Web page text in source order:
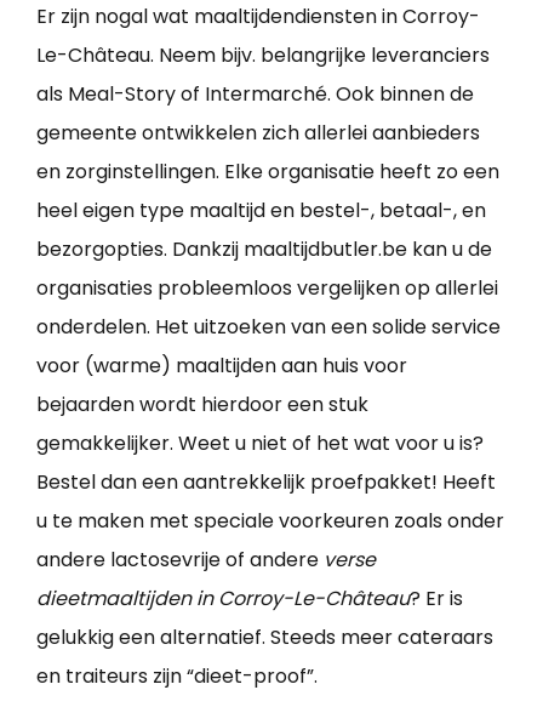
Er zijn nogal wat maaltijdendiensten in Corroy-
Le-Château. Neem bijv. belangrijke leveranciers
als Meal-Story of Intermarché. Ook binnen de
gemeente ontwikkelen zich allerlei aanbieders
en zorginstellingen. Elke organisatie heeft zo een
heel eigen type maaltijd en bestel-, betaal-, en
bezorgopties. Dankzij maaltijdbutler.be kan u de
organisaties probleemloos vergelijken op allerlei
onderdelen. Het uitzoeken van een solide service
voor (warme) maaltijden aan huis voor
bejaarden wordt hierdoor een stuk
gemakkelijker. Weet u niet of het wat voor u is?
Bestel dan een aantrekkelijk proefpakket! Heeft
u te maken met speciale voorkeuren zoals onder
andere lactosevrije of andere verse
dieetmaaltijden in Corroy-Le-Château? Er is
gelukkig een alternatief. Steeds meer cateraars
en traiteurs zijn “dieet-proof”.